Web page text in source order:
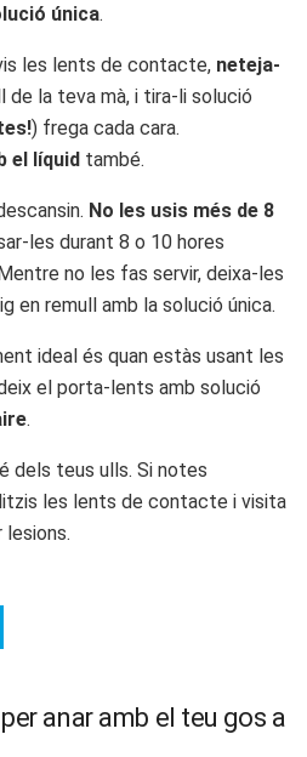
única.
les lents de contacte, neteja-
de la teva mà, i tira-li solució
) frega cada cara.
el líquid també.
No les usis més de 8
les durant 8 o 10 hores
no les fas servir, deixa-les
en remull amb la solució única.
ideal és quan estàs usant les
el porta-lents amb solució
.
dels teus ulls. Si notes
les lents de contacte i visita
anar amb el teu gos a